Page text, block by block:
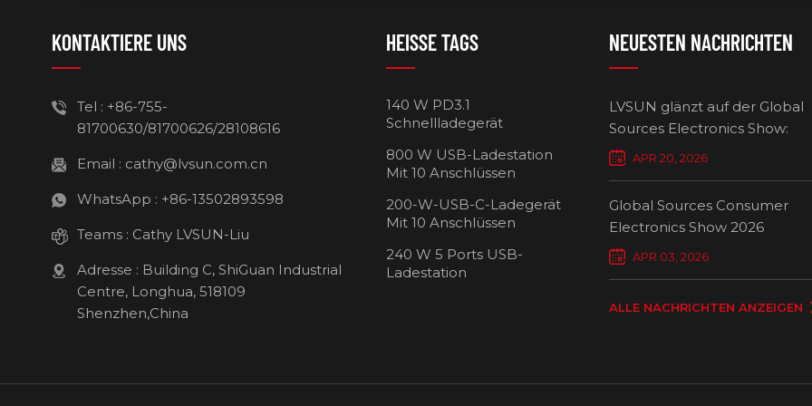
KONTAKTIERE UNS
Tel : +86-755-
81700630/81700626/28108616
Email : cathy@lvsun.com.cn
WhatsApp : +86-13502893598
Teams : Cathy LVSUN-Liu
Adresse : Building C, ShiGuan Industrial
Centre, Longhua, 518109
Shenzhen,China
HEISSE TAGS
140 W PD3.1
Schnellladegerät
800 W USB-Ladestation
Mit 10 Anschlüssen
200-W-USB-C-Ladegerät
Mit 10 Anschlüssen
240 W 5 Ports USB-
Ladestation
NEUESTEN NACHRICHTEN
LVSUN glänzt auf der Global
Sources Electronics Show:
Mehrfach-Ladegeräte setzen
Maßstäbe für intelligentes
APR 20, 2026
Global Sources Consumer
Electronics Show 2026
APR 03, 2026
ALLE NACHRICHTEN ANZEIGEN